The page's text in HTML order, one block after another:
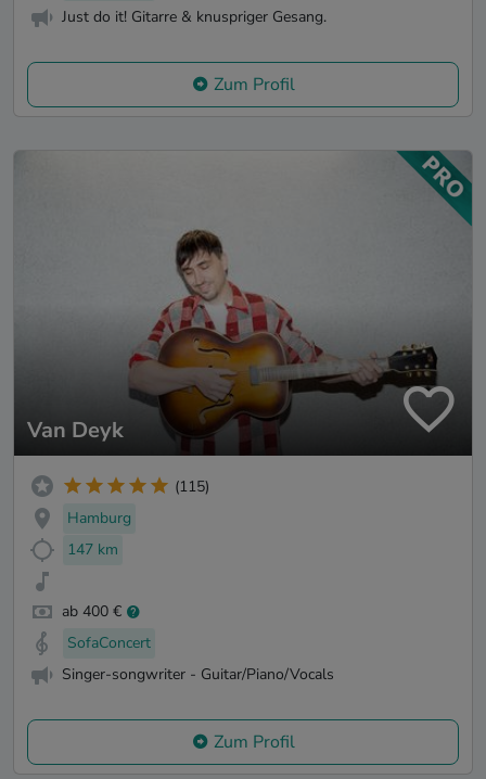
Just do it! Gitarre & knuspriger Gesang.
Zum Profil
Van Deyk
(115)
Hamburg
147 km
ab 400 €
SofaConcert
Singer-songwriter - Guitar/Piano/Vocals
Zum Profil